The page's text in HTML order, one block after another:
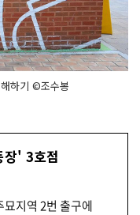
해하기 ©조수봉
장' 3호점
지역 2번 출구에